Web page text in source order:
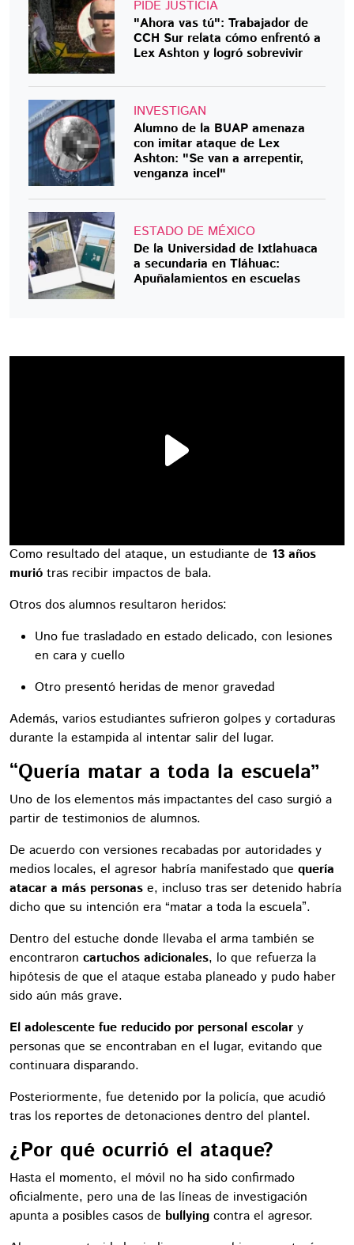
PIDE JUSTICIA
"Ahora vas tú": Trabajador de
CCH Sur relata cómo enfrentó a
Lex Ashton y logró sobrevivir
INVESTIGAN
Alumno de la BUAP amenaza
con imitar ataque de Lex
Ashton: "Se van a arrepentir,
venganza incel"
ESTADO DE MÉXICO
De la Universidad de Ixtlahuaca
a secundaria en Tláhuac:
Apuñalamientos en escuelas
Como resultado del ataque, un estudiante de 13 años
murió tras recibir impactos de bala.
Otros dos alumnos resultaron heridos:
Uno fue trasladado en estado delicado, con lesiones
en cara y cuello
Otro presentó heridas de menor gravedad
Además, varios estudiantes sufrieron golpes y cortaduras
durante la estampida al intentar salir del lugar.
“Quería matar a toda la escuela”
Uno de los elementos más impactantes del caso surgió a
partir de testimonios de alumnos.
De acuerdo con versiones recabadas por autoridades y
medios locales, el agresor habría manifestado que quería
atacar a más personas e, incluso tras ser detenido habría
dicho que su intención era “matar a toda la escuela”.
Dentro del estuche donde llevaba el arma también se
encontraron cartuchos adicionales, lo que refuerza la
hipótesis de que el ataque estaba planeado y pudo haber
sido aún más grave.
El adolescente fue reducido por personal escolar y
personas que se encontraban en el lugar, evitando que
continuara disparando.
Posteriormente, fue detenido por la policía, que acudió
tras los reportes de detonaciones dentro del plantel.
¿Por qué ocurrió el ataque?
Hasta el momento, el móvil no ha sido confirmado
oficialmente, pero una de las líneas de investigación
apunta a posibles casos de bullying contra el agresor.